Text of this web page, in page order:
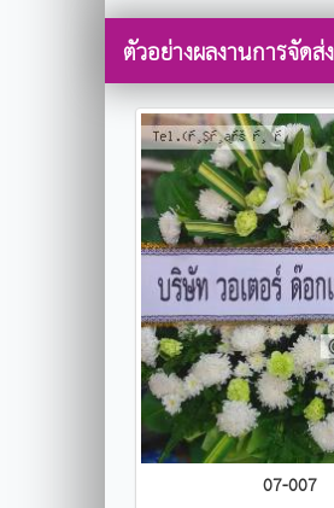
ตัวอย่างผลงานการจัด
07-007